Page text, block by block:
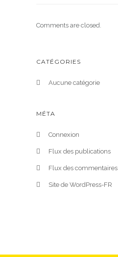
Comments are closed.
CATÉGORIES
Aucune catégorie
MÉTA
Connexion
Flux des publications
Flux des commentaires
Site de WordPress-FR